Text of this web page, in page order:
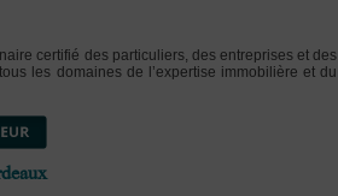
certifié des particuliers, des entreprises et des
les domaines de l’expertise immobilière et du